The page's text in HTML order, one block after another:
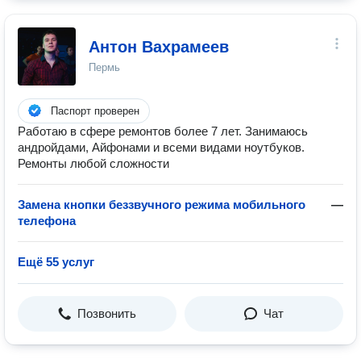
Антон Вахрамеев
Пермь
Паспорт проверен
Работаю в сфере ремонтов более 7 лет. Занимаюсь
андройдами, Айфонами и всеми видами ноутбуков.
Ремонты любой сложности
Замена кнопки беззвучного режима мобильного
телефона
—
Ещё 55 услуг
Позвонить Чат